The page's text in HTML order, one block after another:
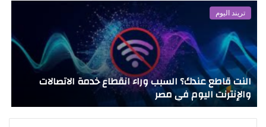
تريند اليوم
النت قاطع عندك؟ السبب وراء انقطاع خدمة الاتصالات
والإنترنت اليوم في مصر